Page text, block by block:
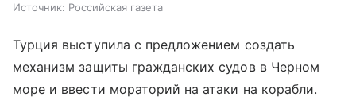
Источник: Российская газета
Турция выступила с предложением создать
механизм защиты гражданских судов в Черном
море и ввести мораторий на атаки на корабли.